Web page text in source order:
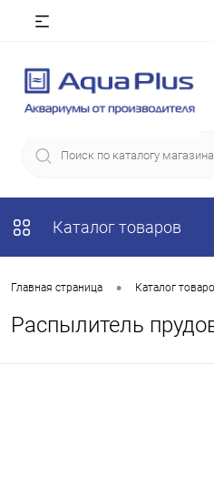
Каталог товаров
Главная страница • Каталог
Распылитель